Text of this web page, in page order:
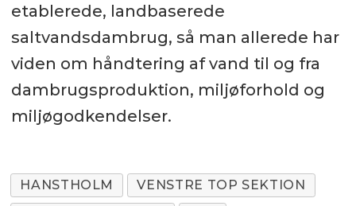
etablerede, landbaserede
saltvandsdambrug, så man allerede har
viden om håndtering af vand til og fra
dambrugsproduktion, miljøforhold og
miljøgodkendelser.
HANSTHOLM
VENSTRE TOP SEKTION